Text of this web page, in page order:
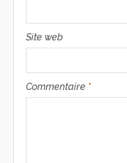
Site web
Commentaire *